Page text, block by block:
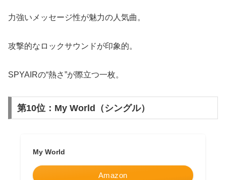
力強いメッセージ性が魅力の人気曲。
攻撃的なロックサウンドが印象的。
SPYAIRの“熱さ”が際立つ一枚。
第10位：My World（シングル）
My World
Amazon